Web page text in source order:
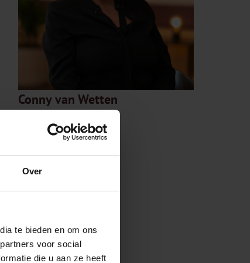
Over
te bieden en om ons
voor social
die u aan ze heeft
Conny van Wetten
vanwetten@tk-n.nl
+31 (0)71 535 80 93